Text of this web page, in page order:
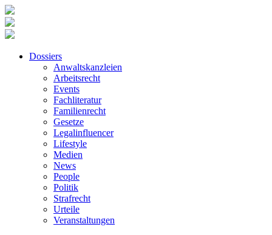
Dossiers
Anwaltskanzleien
Arbeitsrecht
Events
Fachliteratur
Familienrecht
Gesetze
Legalinfluencer
Lifestyle
Medien
News
People
Politik
Strafrecht
Urteile
Veranstaltungen